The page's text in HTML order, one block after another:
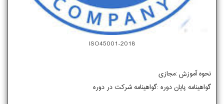
ISO45001-2018
نحوه آموزش :مجازی
گواهینامه پایان دوره :گواهینامه شرکت در دوره